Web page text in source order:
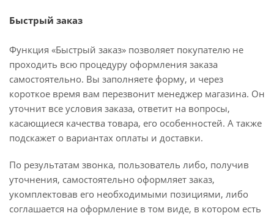
Быстрый заказ
Функция «Быстрый заказ» позволяет покупателю не
проходить всю процедуру оформления заказа
самостоятельно. Вы заполняете форму, и через
короткое время вам перезвонит менеджер магазина. Он
уточнит все условия заказа, ответит на вопросы,
касающиеся качества товара, его особенностей. А также
подскажет о вариантах оплаты и доставки.
По результатам звонка, пользователь либо, получив
уточнения, самостоятельно оформляет заказ,
укомплектовав его необходимыми позициями, либо
соглашается на оформление в том виде, в котором есть